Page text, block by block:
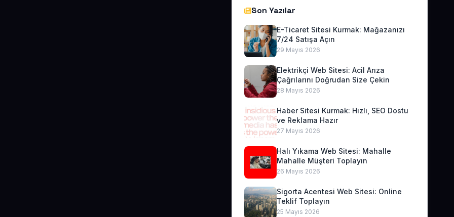
Son Yazılar
E-Ticaret Sitesi Kurmak: Mağazanızı
7/24 Satışa Açın
29 Mayıs 2026
Elektrikçi Web Sitesi: Acil Arıza
Çağrılarını Doğrudan Size Çekin
28 Mayıs 2026
Haber Sitesi Kurmak: Hızlı, SEO Dostu
ve Reklama Hazır
27 Mayıs 2026
Halı Yıkama Web Sitesi: Mahalle
Mahalle Müşteri Toplayın
26 Mayıs 2026
Sigorta Acentesi Web Sitesi: Online
Teklif Toplayın
25 Mayıs 2026